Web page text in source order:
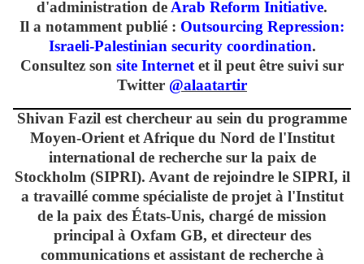
d'administration de Arab Reform Initiative.
Il a notamment publié : Outsourcing Repression:
Israeli-Palestinian security coordination.
Consultez son site Internet et il peut être suivi sur
Twitter @alaatartir
Shivan Fazil est chercheur au sein du programme
Moyen-Orient et Afrique du Nord de l'Institut
international de recherche sur la paix de
Stockholm (SIPRI). Avant de rejoindre le SIPRI, il
a travaillé comme spécialiste de projet à l'Institut
de la paix des États-Unis, chargé de mission
principal à Oxfam GB, et directeur des
communications et assistant de recherche à